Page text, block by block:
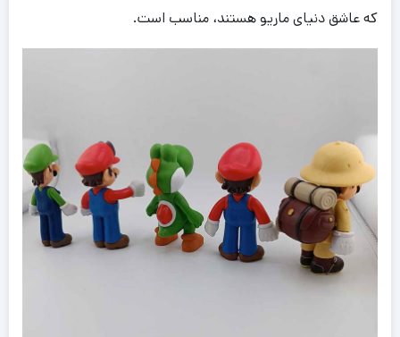
که عاشق دنیای ماریو هستند، مناسب است.